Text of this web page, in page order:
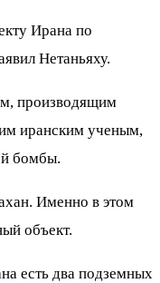
Ирана по
Нетаньяху.
производящим
иранским ученым,
бомбы.
Именно в этом
объект.
есть два подземных